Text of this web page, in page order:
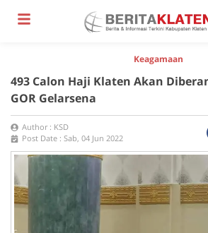
Keagamaan
493 Calon Haji Klaten Akan
GOR Gelarsena
Author : KSD
Post Date : Sab, 04 Jun 2022